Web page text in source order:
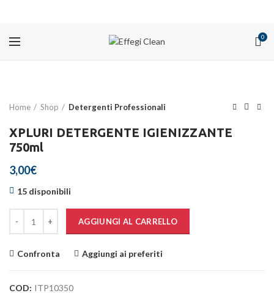
0
Home Shop Detergenti Professionali
XPLURI DETERGENTE IGIENIZZANTE
750ml
3,00€
15 disponibili
AGGIUNGI AL CARRELLO
Confronta Aggiungi ai preferiti
COD: ITP10350